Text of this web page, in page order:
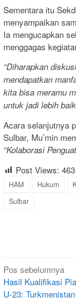
Sementara itu
menyampaikan
Ia mengucapkan
menggagas
“Diharapkan
mendapatkan
kita bisa meramu
untuk jadi lebih
Acara selanjutnya
Sulbar, Mu’min
“Kolaborasi
Post Views: 463
HAM Hukum
Sulbar
Navigasi
pos
Pos sebelumnya
Hasil Kualifikasi
U-23: Turkmenistan